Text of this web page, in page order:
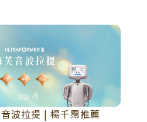
波拉提 | 楊千霈推薦